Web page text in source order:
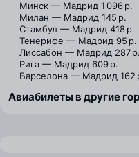
Минск — Мадрид 1 096 р.
Милан — Мадрид 145 р.
Стамбул — Мадрид 418 р.
Тенерифе — Мадрид 95 р.
Лиссабон — Мадрид 287 р.
Рига — Мадрид 609 р.
Барселона — Мадрид 162
Авиабилеты в другие